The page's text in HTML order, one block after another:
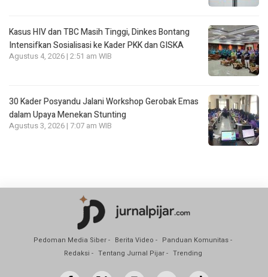
Kasus HIV dan TBC Masih Tinggi, Dinkes Bontang
Intensifkan Sosialisasi ke Kader PKK dan GISKA
Agustus 4, 2026 | 2:51 am WIB
30 Kader Posyandu Jalani Workshop Gerobak Emas
dalam Upaya Menekan Stunting
Agustus 3, 2026 | 7:07 am WIB
Pedoman Media Siber Berita Video
Panduan Komunitas
Redaksi
Tentang Jurnal Pijar Trending